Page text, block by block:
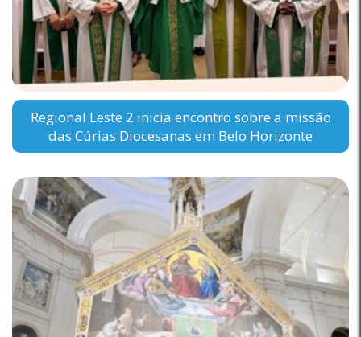
Regional Leste 2 inicia encontro sobre a missão
das Cúrias Diocesanas em Belo Horizonte